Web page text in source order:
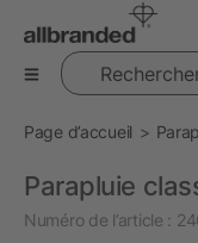
Rechercher des
Page d’accueil
Parapluie
Numéro de l’article :